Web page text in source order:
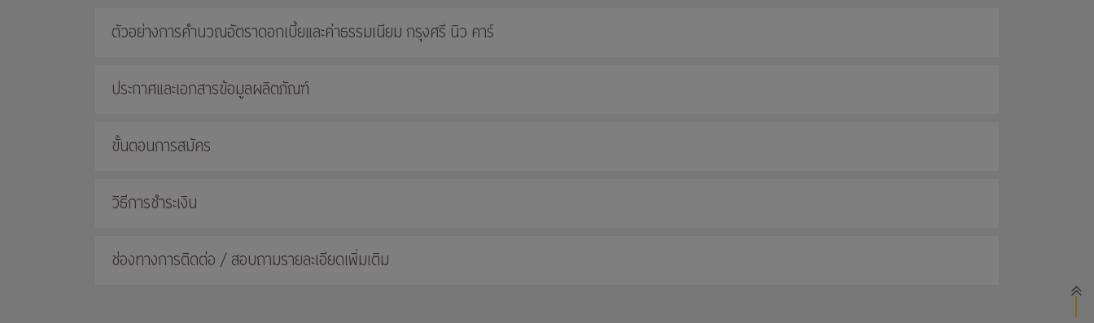
ตัวอย่างการคำนวณอัตราดอกเบี้ยและค่าธรรมเนียม กรุงศรี นิว คาร์
ประกาศและเอกสารข้อมูลผลิตภัณฑ์
ขั้นตอนการสมัคร
วิธีการชำระเงิน
ช่องทางการติดต่อ / สอบถามรายละเอียดเพิ่มเติม